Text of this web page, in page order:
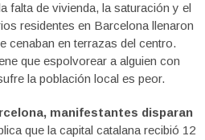
falta de vivienda, la saturación y el
residentes en Barcelona llenaron
cenaban en terrazas del centro.
que espolvorear a alguien con
la población local es peor.
manifestantes disparan
que la capital catalana recibió 12